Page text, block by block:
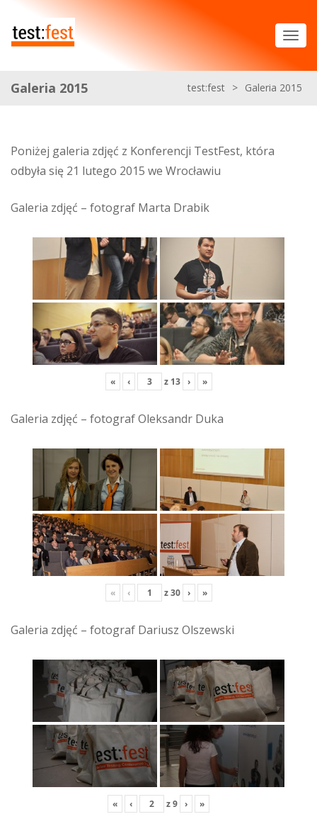
Galeria 2015 test:fest > Galeria 2015
Poniżej galeria zdjęć z Konferencji TestFest, która
odbyła się 21 lutego 2015 we Wrocławiu
Galeria zdjęć – fotograf Marta Drabik
« ‹ z 13 › »
Galeria zdjęć – fotograf Oleksandr Duka
« ‹ z30 › »
Galeria zdjęć – fotograf Dariusz Olszewski
« ‹ z9 › »